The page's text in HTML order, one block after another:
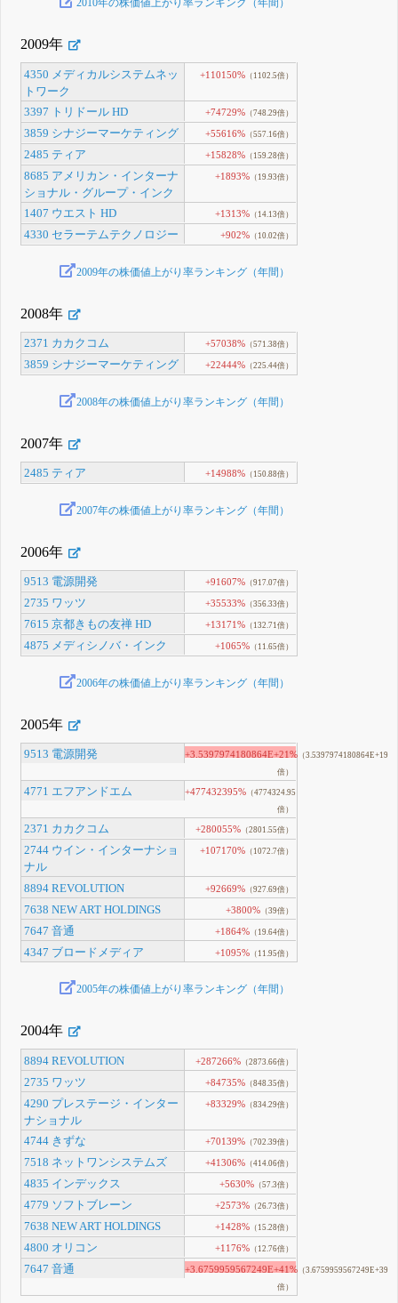
2010年の株価値上がり率ランキング（年間）
2009年
4350 メディカルシステムネッ
トワーク
+110150% （1102.5倍）
3397 トリドール HD +74729% （748.29倍）
3859 シナジーマーケティング +55616% （557.16倍）
2485 ティア +15828% （159.28倍）
8685 アメリカン・インターナ
ショナル・グループ・インク
+1893% （19.93倍）
1407 ウエスト HD +1313% （14.13倍）
4330 セラーテムテクノロジー +902% （10.02倍）
2009年の株価値上がり率ランキング（年間）
2008年
2371 カカクコム +57038% （571.38倍）
3859 シナジーマーケティング +22444% （225.44倍）
2008年の株価値上がり率ランキング（年間）
2007年
2485 ティア +14988% （150.88倍）
2007年の株価値上がり率ランキング（年間）
2006年
9513 電源開発 +91607% （917.07倍）
2735 ワッツ +35533% （356.33倍）
7615 京都きもの友禅 HD +13171% （132.71倍）
4875 メディシノバ・インク +1065% （11.65倍）
2006年の株価値上がり率ランキング（年間）
2005年
9513 電源開発 +3.5397974180864E+21% （3.5397974180864E+19
倍）
4771 エフアンドエム +477432395% （4774324.95
倍）
2371 カカクコム +280055% （2801.55倍）
2744 ウイン・インターナショ
ナル
+107170% （1072.7倍）
8894 REVOLUTION +92669% （927.69倍）
7638 NEW ART HOLDINGS +3800% （39倍）
7647 音通 +1864% （19.64倍）
4347 ブロードメディア +1095% （11.95倍）
2005年の株価値上がり率ランキング（年間）
2004年
8894 REVOLUTION +287266% （2873.66倍）
2735 ワッツ +84735% （848.35倍）
4290 プレステージ・インター
ナショナル
+83329% （834.29倍）
4744 きずな +70139% （702.39倍）
7518 ネットワンシステムズ +41306% （414.06倍）
4835 インデックス +5630% （57.3倍）
4779 ソフトブレーン +2573% （26.73倍）
7638 NEW ART HOLDINGS +1428% （15.28倍）
4800 オリコン +1176% （12.76倍）
7647 音通 +3.6759959567249E+41% （3.6759959567249E+39
倍）